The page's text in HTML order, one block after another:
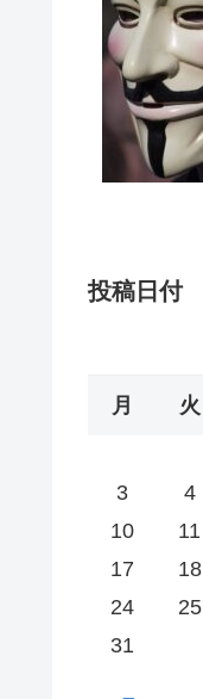
投稿日付
月 火
3
4
10
11
17
18
24
25
31